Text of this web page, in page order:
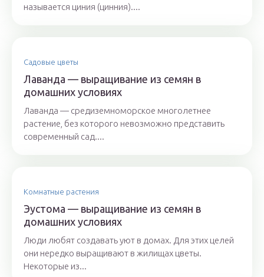
называется циния (цинния)....
Садовые цветы
Лаванда — выращивание из семян в
домашних условиях
Лаванда — средиземноморское многолетнее
растение, без которого невозможно представить
современный сад....
Комнатные растения
Эустома — выращивание из семян в
домашних условиях
Люди любят создавать уют в домах. Для этих целей
они нередко выращивают в жилищах цветы.
Некоторые из...